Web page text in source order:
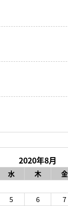
2020年8月
水 木 金
5 6 7